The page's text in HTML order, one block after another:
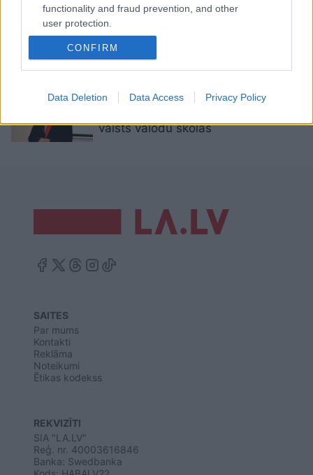
functionality and fraud prevention, and other
user protection.
CONFIRM
Data Deletion Data Access Privacy Policy
Latvijas
mēra kandidāts būs Mitrofanovs
Savāc 114 EP deputātu atbalstu
valsts valodu skolās
SAITES
Par mums
Kontakti
Reklāma
Noteikumi
Ētikas kodekss
REKVIZĪTI
SIA "LA.LV"
Reģ. nr. 40003616846
Banka: Swedbanka